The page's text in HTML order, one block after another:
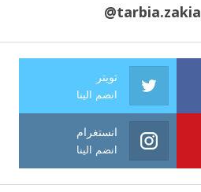
@tarbia.zakia
تويتر
انضم الينا
انستغرام
انضم الينا